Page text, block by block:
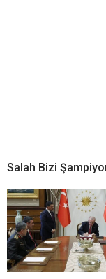
Salah Bizi